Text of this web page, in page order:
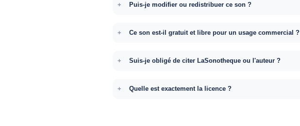
Puis-je modifier ou redistribuer ce son ?
Ce son est-il gratuit et libre pour un usage commercial ?
Suis-je obligé de citer LaSonotheque ou l'auteur ?
Quelle est exactement la licence ?